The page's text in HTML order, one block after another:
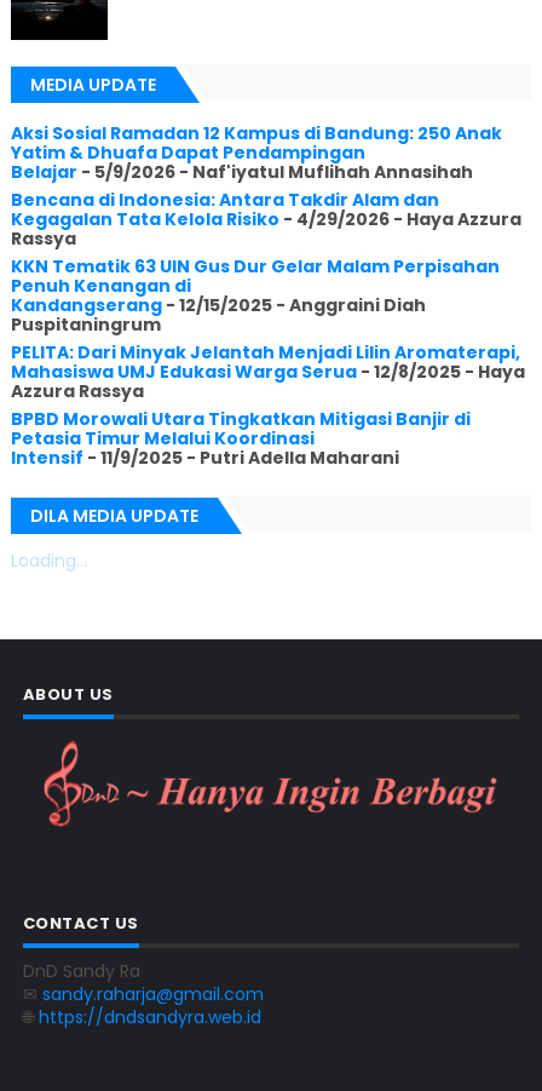
MEDIA UPDATE
Aksi Sosial Ramadan 12 Kampus di Bandung: 250 Anak
Yatim & Dhuafa Dapat Pendampingan
Belajar - 5/9/2026- Naf'iyatul Muflihah Annasihah
Bencana di Indonesia: Antara Takdir Alam dan
Kegagalan Tata Kelola Risiko - 4/29/2026- Haya Azzura
Rassya
KKN Tematik 63 UIN Gus Dur Gelar Malam Perpisahan
Penuh Kenangan di
Kandangserang- 12/15/2025- Anggraini Diah
Puspitaningrum
PELITA: Dari Minyak Jelantah Menjadi Lilin Aromaterapi,
Mahasiswa UMJ Edukasi Warga Serua- 12/8/2025- Haya
Azzura Rassya
BPBD Morowali Utara Tingkatkan Mitigasi Banjir di
Petasia Timur Melalui Koordinasi
Intensif - 11/9/2025- Putri Adella Maharani
DILA MEDIA UPDATE
Loading...
ABOUT US
CONTACT US
DnD Sandy Ra
✉ sandy.raharja@gmail.com
🌐https://dndsandyra.web.id